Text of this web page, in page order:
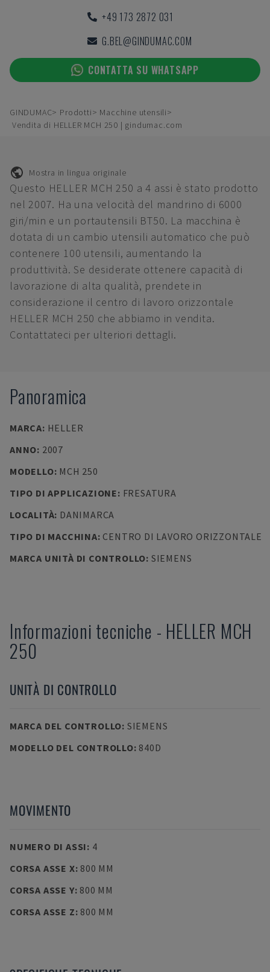
+49 173 2872 031
G.BEL@GINDUMAC.COM
CONTATTA SU WHATSAPP
GINDUMAC Prodotti
Macchine utensili
Vendita di HELLER MCH 250 | gindumac.com
Mostra in lingua originale
Questo HELLER MCH 250 a 4 assi è stato prodotto
nel 2007. Ha una velocità del mandrino di 6000
giri/min e un portautensili BT50. La macchina è
dotata di un cambio utensili automatico che può
contenere 100 utensili, aumentando la
produttività. Se desiderate ottenere capacità di
lavorazione di alta qualità, prendete in
considerazione il centro di lavoro orizzontale
HELLER MCH 250 che abbiamo in vendita.
Contattateci per ulteriori dettagli.
Panoramica
MARCA: HELLER
ANNO: 2007
MODELLO: MCH 250
TIPO DI APPLICAZIONE: FRESATURA
LOCALITÀ: DANIMARCA
TIPO DI MACCHINA: CENTRO DI LAVORO ORIZZONTALE
MARCA UNITÀ DI CONTROLLO: SIEMENS
Informazioni tecniche - HELLER MCH
250
UNITÀ DI CONTROLLO
MARCA DEL CONTROLLO: SIEMENS
MODELLO DEL CONTROLLO: 840D
MOVIMENTO
NUMERO DI ASSI: 4
CORSA ASSE X: 800 MM
CORSA ASSE Y: 800 MM
CORSA ASSE Z: 800 MM